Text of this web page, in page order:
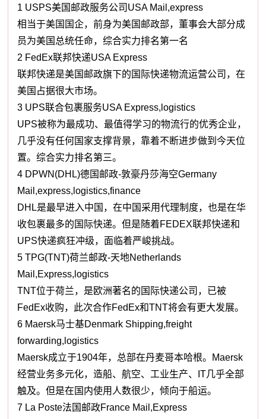
1 USPS美国邮政服务公司USA Mail,express
相当于美国国企，前身为美国邮政部，董事会大部分成
员为美国总统任命，综合实力排名第一名
2 FedEx联邦快递USA Express
联邦快递是美国邮政旗下的国际快递物流运营公司，在
美国占据很大市场。
3 UPS联合包裹服务USA Express,logistics
UPS被称为最成功、最值得学习的物流行的优秀企业，
几乎没有任何国家支撑背景，靠着不断进步做到今天位
置。综合实力排名第三。
4 DPWN(DHL)德国邮政-敦豪丹莎海空Germany
Mail,express,logistics,finance
DHL是最早进入中国，在中国采用代理制度，也是在华
收包裹最多的国际快递。但是随着FEDEX联邦快递和
UPS快递疯狂冲级，面临着严峻挑战。
5 TPG(TNT)荷兰邮政-天地Netherlands
Mail,Express,logistics
TNT位于荷兰，是欧洲著名的国际快递公司，已被
FedEx收购，此次合作FedEx和TNT将会有更大发展。
6 Maersk马士基Denmark Shipping,freight
forwarding,logistics
Maersk成立于1904年，总部在丹麦哥本哈根。Maersk
经营业务多元化，造船、航空、工业生产、IT几乎全部
触及。但是在国内使用人数很少，倾向于船运。
7 La Poste法国邮政France Mail,Express